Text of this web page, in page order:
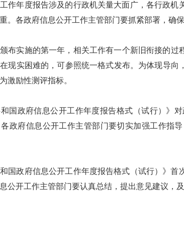
作年度报告涉及的行政机关量大面广，各行政
。各政府信息公开工作主管部门要抓紧部署，确
布实施的第一年，相关工作有一个新旧衔接的
现实困难的，可参照统一格式发布。为体现导
激励性测评指标。
和国政府信息公开工作年度报告格式（试行）》
政府信息公开工作主管部门要切实加强工作指
和国政府信息公开工作年度报告格式（试行）》
公开工作主管部门要认真总结，提出意见建议，